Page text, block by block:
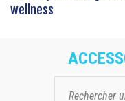
wellness